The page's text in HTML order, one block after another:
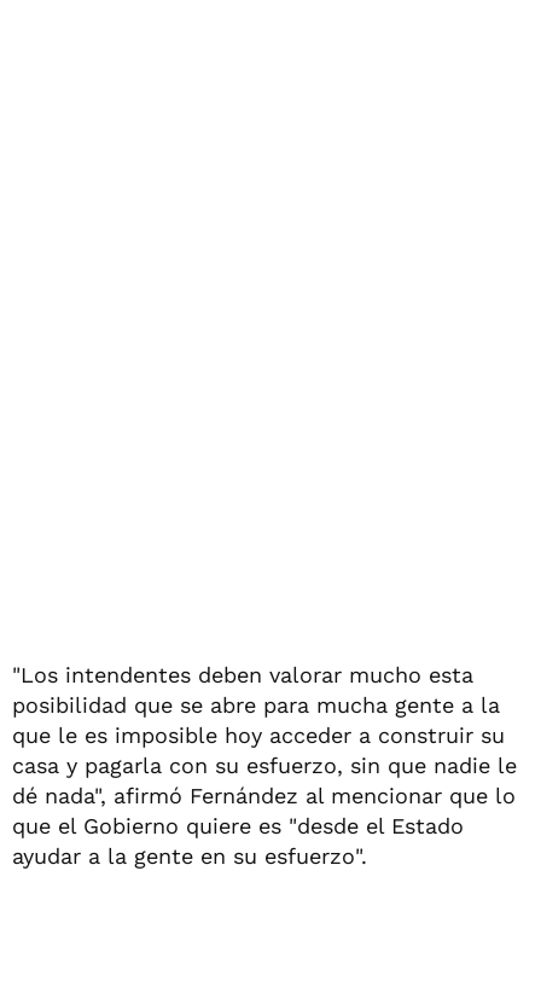
"Los intendentes deben valorar mucho esta
posibilidad que se abre para mucha gente a la
que le es imposible hoy acceder a construir su
casa y pagarla con su esfuerzo, sin que nadie le
dé nada", afirmó Fernández al mencionar que lo
que el Gobierno quiere es "desde el Estado
ayudar a la gente en su esfuerzo".